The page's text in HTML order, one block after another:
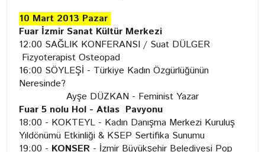
10 Mart 2013 Pazar
Fuar İzmir Sanat Kültür Merkezi
12:00 SAĞLIK KONFERANSI / Suat DÜLGER
Fizyoterapist Osteopad
16:00 SÖYLEŞİ - Türkiye Kadın Özgürlüğünün
Neresinde?
Ayşe DÜZKAN - Feminist Yazar
Fuar 5 nolu Hol - Atlas Pavyonu
18:00 - KOKTEYL - Kadın Danışma Merkezi Kuruluş
Yıldönümü Etkinliği & KSEP Sertifika Sunumu
19:00 - KONSER - İzmir Büyükşehir Belediyesi Pop